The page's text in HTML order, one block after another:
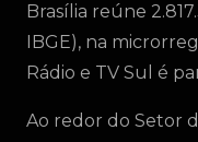
Brasília reúne
IBGE), na
Rádio e TV Sul é
Ao redor do Setor